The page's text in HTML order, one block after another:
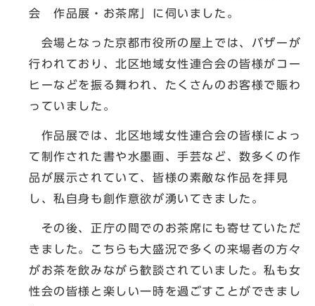
会 作品展・お茶席」に伺いました。
会場となった京都市役所の屋上では、バザーが
行われており、北区地域女性連合会の皆様がコー
ヒーなどを振る舞われ、たくさんのお客様で賑わ
っていました。
作品展では、北区地域女性連合会の皆様によっ
て制作された書や水墨画、手芸など、数多くの作
品が展示されていて、皆様の素敵な作品を拝見
し、私自身も創作意欲が湧いてきました。
その後、正庁の間でのお茶席にも寄せていただ
きました。こちらも大盛況で多くの来場者の方々
がお茶を飲みながら歓談されていました。私も女
性会の皆様と楽しい一時を過ごすことができまし